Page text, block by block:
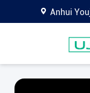
Anhui